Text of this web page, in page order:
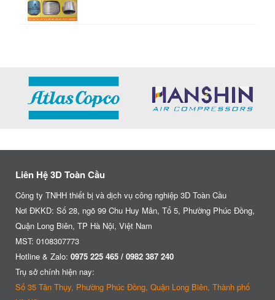
Liên Hệ 3D Toàn Cầu
Công ty TNHH thiết bị và dịch vụ công nghiệp 3D Toàn Cầu
Nơi ĐKKD: Số 28, ngõ 99 Chu Huy Mân, Tổ 5, Phường Phúc Đồng,
Quận Long Biên, TP Hà Nội, Việt Nam
MST: 0108307773
Hotline & Zalo: 0975 225 465 / 0982 387 240
Trụ sở chính hiện nay:
Số 35 Tân Thụy, Phường Phúc Đồng, Quận Long Biên, Thành phố